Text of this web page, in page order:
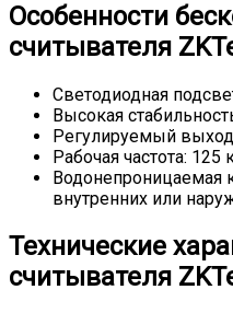
Особенности
считывателя
Светодиодная
Высокая
Регулируемый выход
Рабочая частота: 125
Водонепроницаемая
внутренних или
Технические
считывателя